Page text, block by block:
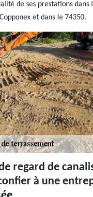
de ses prestations dans
et dans le 74350.
regard de
à une